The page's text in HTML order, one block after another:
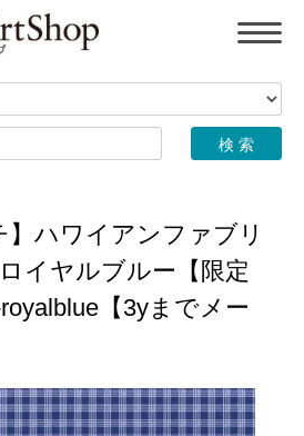
】ハワイアンファブリ
イヤルブルー【限定
【3yまでメー